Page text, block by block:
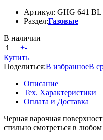
Артикул: GHG 641 BL
Раздел:Газовые
В наличии
+-
Купить
Поделиться:В избранноеВ
Описание
Тех. Характеристики
Оплата и Доставка
Черная варочная
стильно смотреться в любом